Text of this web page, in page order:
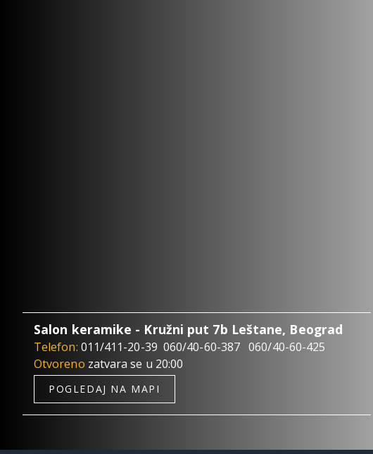
Salon keramike - Kružni put 7b Leštane, Beograd
Telefon: 011/411-20-39 060/40-60-387 060/40-60-425
Otvoreno zatvara se u 20:00
POGLEDAJ NA MAPI